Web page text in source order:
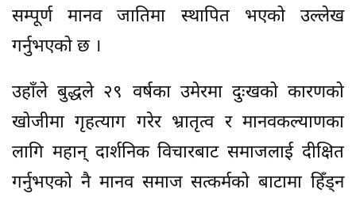
सम्पूर्ण मानव जातिमा स्थापित भएको उल्लेख
गर्नुभएको छ ।
उहाँले बुद्धले २९ वर्षका उमेरमा दुःखको कारणको
खोजीमा गृहत्याग गरेर भ्रातृत्व र मानवकल्याणका
लागि महान् दार्शनिक विचारबाट समाजलाई दीक्षित
गर्नुभएको नै मानव समाज सत्कर्मको बाटामा हिँड्न